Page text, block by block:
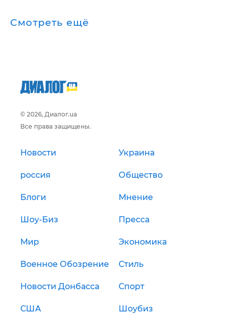
Смотреть ещё
© 2026, Диалог.ua
Все права защищены.
Новости Украина
россия Общество
Блоги Мнение
Шоу-Биз Пресса
Мир Экономика
Военное Обозрение Стиль
Новости Донбасса Спорт
США Шоубиз